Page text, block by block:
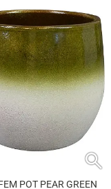
search
POT PEAR GREEN